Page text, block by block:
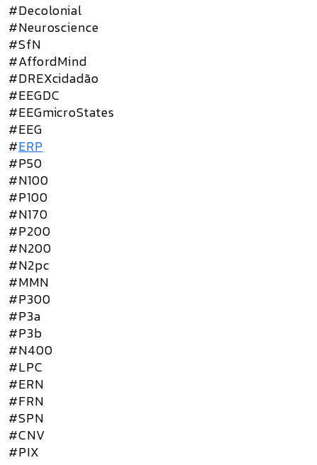
#Decolonial
#Neuroscience
#SfN
#AffordMind
#DREXcidadão
#EEGDC
#EEGmicroStates
#EEG
#ERP
#P50
#N100
#P100
#N170
#P200
#N200
#N2pc
#MMN
#P300
#P3a
#P3b
#N400
#LPC
#ERN
#FRN
#SPN
#CNV
#PIX